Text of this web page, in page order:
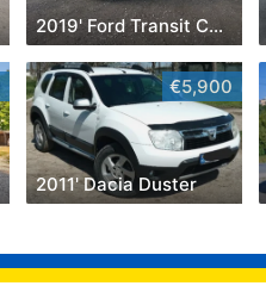
2019' Ford Transit Connect
€5,900
2011' Dacia Duster